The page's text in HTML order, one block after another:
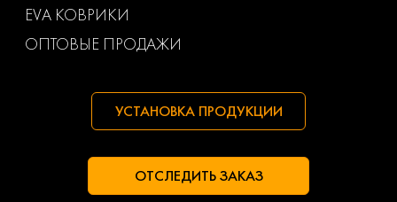
EVA КОВРИКИ
ОПТОВЫЕ ПРОДАЖИ
УСТАНОВКА ПРОДУКЦИИ
ОТСЛЕДИТЬ ЗАКАЗ